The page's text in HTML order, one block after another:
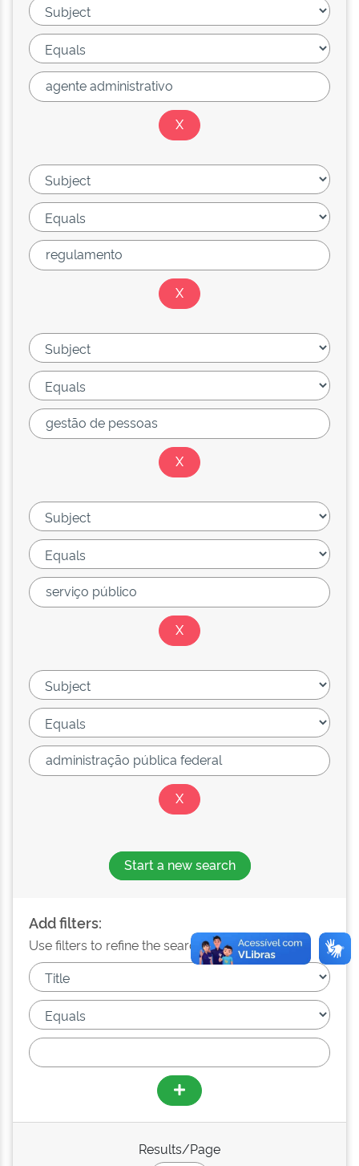
Start a new search
Add filters:
Use filters to refine the search results.
Results/Page